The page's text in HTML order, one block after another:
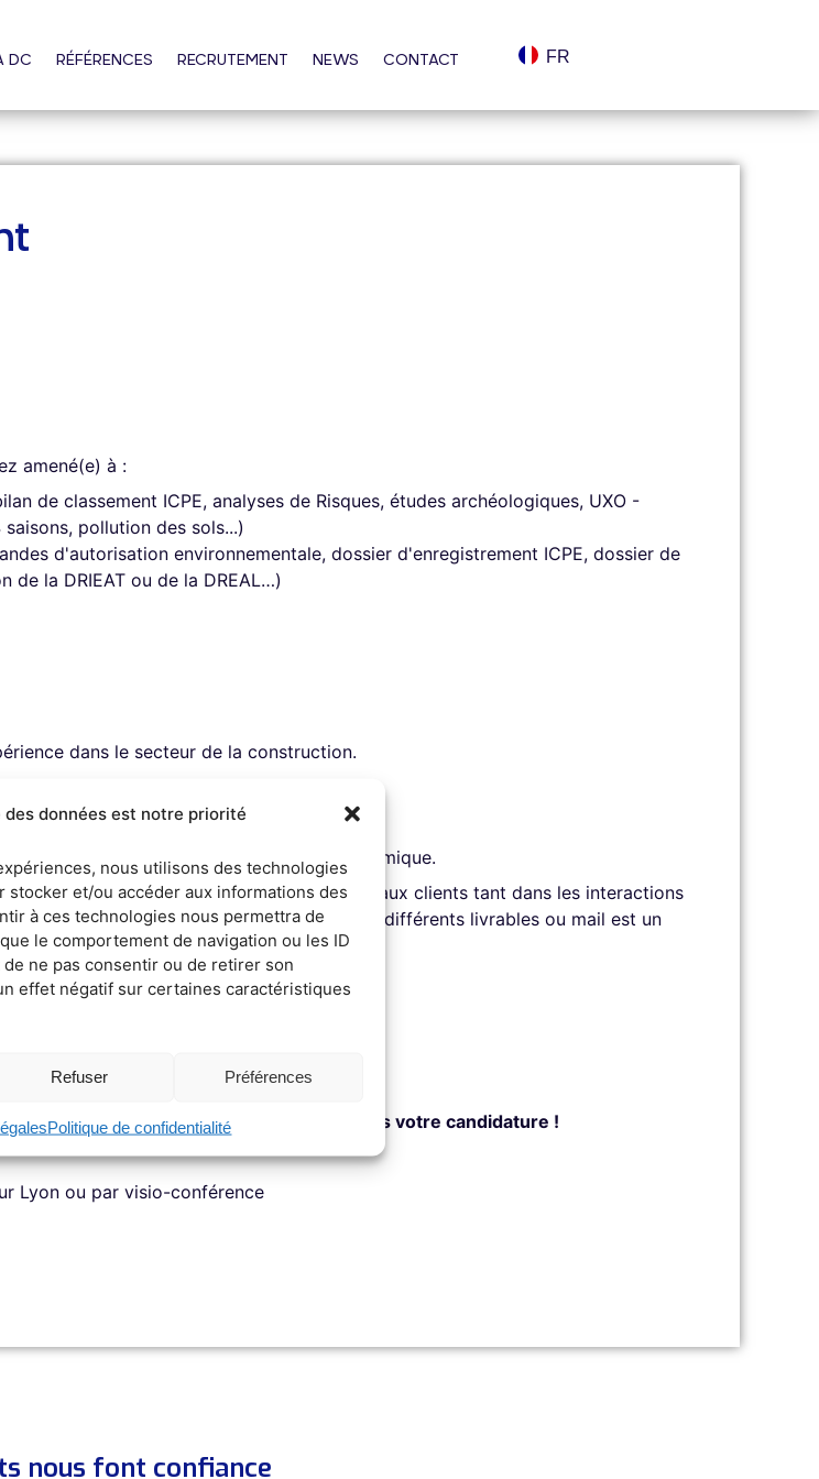
des données est notre priorité
nous utilisons des technologies
stocker et/ou accéder aux informations des
à ces technologies nous permettra de
le comportement de navigation ou les ID
ne pas consentir ou de retirer son
effet négatif sur certaines caractéristiques
Refuser Préférences
Politique de confidentialité
DC RÉFÉRENCES RECRUTEMENT NEWS CONTACT FR
amené(e) à :
de classement ICPE, analyses de Risques, études archéologiques, UXO -
pollution des sols...)
d'autorisation environnementale, dossier d'enregistrement ICPE, dossier de
de la DRIEAT ou de la DREAL…)
dans le secteur de la construction.
plus.
anglo-saxons.
en équipe dans un environnement dynamique.
Les missions étant fortement exposées aux clients tant dans les interactions
ainsi que le soin et la rigueur apportés aux différents livrables ou mail est un
sera développée durant l’apprentissage :
investit dans ses talents ? Envoyez-nous votre candidature !
Lyon ou par visio-conférence
nous font confiance